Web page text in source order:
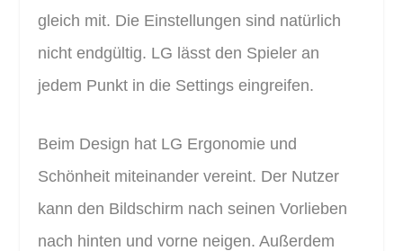
gleich mit. Die Einstellungen sind natürlich
nicht endgültig. LG lässt den Spieler an
jedem Punkt in die Settings eingreifen.
Beim Design hat LG Ergonomie und
Schönheit miteinander vereint. Der Nutzer
kann den Bildschirm nach seinen Vorlieben
nach hinten und vorne neigen. Außerdem